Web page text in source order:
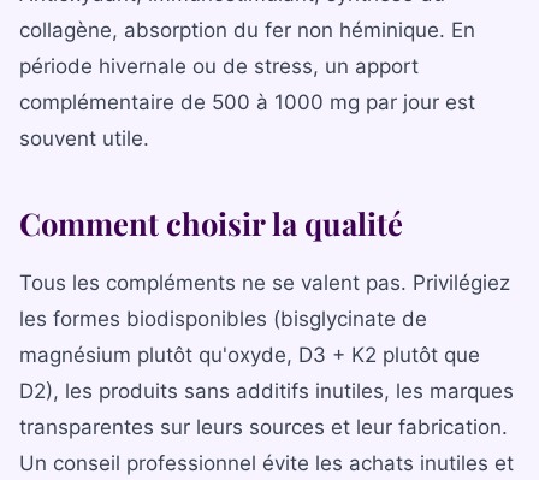
collagène, absorption du fer non héminique. En
période hivernale ou de stress, un apport
complémentaire de 500 à 1000 mg par jour est
souvent utile.
Comment choisir la qualité
Tous les compléments ne se valent pas. Privilégiez
les formes biodisponibles (bisglycinate de
magnésium plutôt qu'oxyde, D3 + K2 plutôt que
D2), les produits sans additifs inutiles, les marques
transparentes sur leurs sources et leur fabrication.
Un conseil professionnel évite les achats inutiles et